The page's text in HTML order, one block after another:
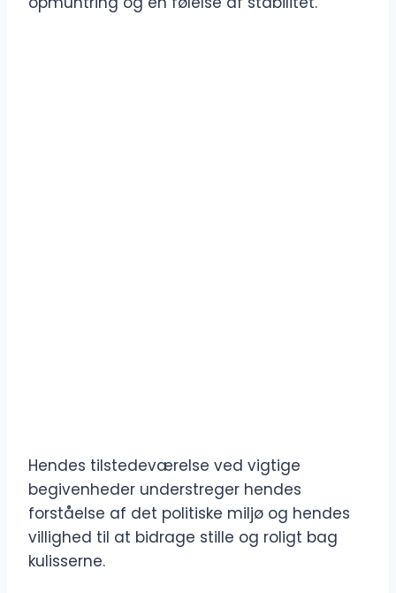
Hendes tilstedeværelse ved vigtige
begivenheder understreger hendes
forståelse af det politiske miljø og hendes
villighed til at bidrage stille og roligt bag
kulisserne.